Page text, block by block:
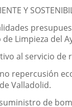
Y
Limpieza del
al servicio de
repercusión
Valladolid.
de